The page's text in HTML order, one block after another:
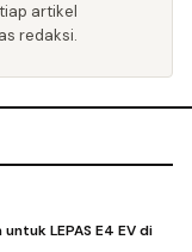
artikel
redaksi.
LEPAS E4 EV di